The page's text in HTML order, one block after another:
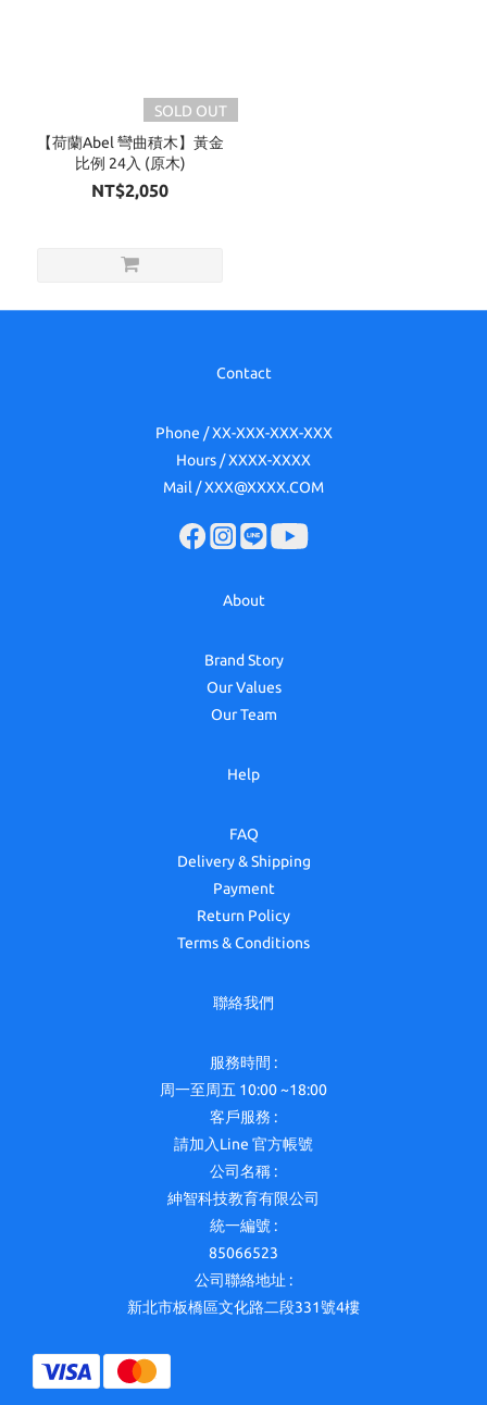
SOLD OUT
【荷蘭Abel 彎曲積木】黃金
比例 24入 (原木)
NT$2,050
Contact
Phone / XX-XXX-XXX-XXX
Hours / XXXX-XXXX
Mail / XXX@XXXX.COM
About
Brand Story
Our Values
Our Team
Help
FAQ
Delivery & Shipping
Payment
Return Policy
Terms & Conditions
聯絡我們
服務時間 :
周一至周五 10:00 ~18:00
客戶服務 :
請加入Line 官方帳號
公司名稱 :
紳智科技教育有限公司
統一編號 :
85066523
公司聯絡地址 :
新北市板橋區文化路二段331號4樓